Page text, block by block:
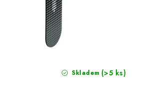
Skladem (>5 ks)